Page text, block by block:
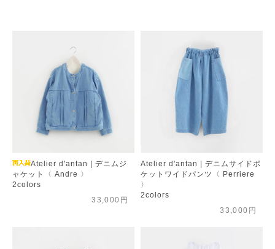
Atelier d'antan | デニムジ
ャケット〈 Andre 〉
2colors
33,000円
Atelier d'antan | デニムサイドポ
ケットワイドパンツ〈 Perriere
〉
2colors
33,000円